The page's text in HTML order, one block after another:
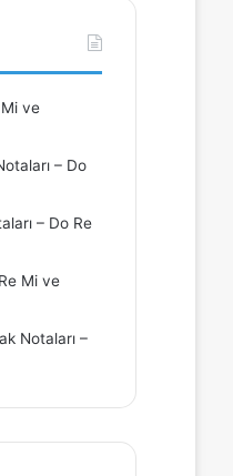
Mi ve
– Do
– Do Re
Mi ve
Notaları –